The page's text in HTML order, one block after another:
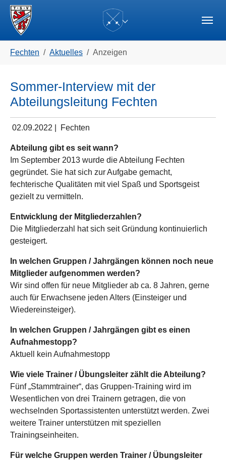
Skip to main navigation
Zum Hauptinhalt springen
Skip to page footer
Fechten Aktuelles Anzeigen
Sommer-Interview mit der
Abteilungsleitung Fechten
02.09.2022 Fechten
Abteilung gibt es seit wann?
Im September 2013 wurde die Abteilung Fechten
gegründet. Sie hat sich zur Aufgabe gemacht,
fechterische Qualitäten mit viel Spaß und Sportsgeist
gezielt zu vermitteln.
Entwicklung der Mitgliederzahlen?
Die Mitgliederzahl hat sich seit Gründung kontinuierlich
gesteigert.
In welchen Gruppen / Jahrgängen können noch neue
Mitglieder aufgenommen werden?
Wir sind offen für neue Mitglieder ab ca. 8 Jahren, gerne
auch für Erwachsene jeden Alters (Einsteiger und
Wiedereinsteiger).
In welchen Gruppen / Jahrgängen gibt es einen
Aufnahmestopp?
Aktuell kein Aufnahmestopp
Wie viele Trainer / Übungsleiter zählt die Abteilung?
Fünf „Stammtrainer“, das Gruppen-Training wird im
Wesentlichen von drei Trainern getragen, die von
wechselnden Sportassistenten unterstützt werden. Zwei
weitere Trainer unterstützen mit speziellen
Trainingseinheiten.
Für welche Gruppen werden Trainer / Übungsleiter